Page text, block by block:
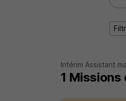
Intérim Assistant
1 Missions